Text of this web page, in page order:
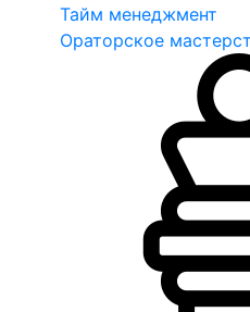
Тайм менеджмент
Ораторское